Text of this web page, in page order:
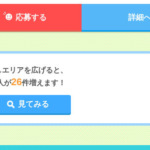
応募する 詳細
エリアを広げると、
が26件増えます！
見てみる